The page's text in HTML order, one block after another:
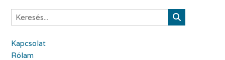
Kapcsolat
Rólam